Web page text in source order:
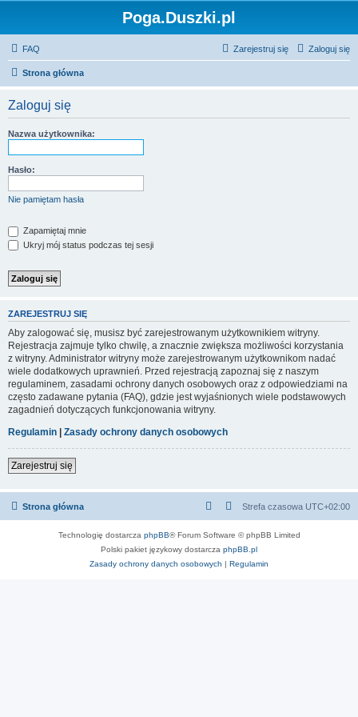
Poga.Duszki.pl
FAQ Zaloguj się
Zarejestruj się
Strona główna
Zaloguj się
Nazwa użytkownika:
Hasło:
Nie pamiętam hasła
Zapamiętaj mnie
Ukryj mój status podczas tej sesji
ZAREJESTRUJ SIĘ
Aby zalogować się, musisz być zarejestrowanym użytkownikiem witryny.
Rejestracja zajmuje tylko chwilę, a znacznie zwiększa możliwości korzystania
z witryny. Administrator witryny może zarejestrowanym użytkownikom nadać
wiele dodatkowych uprawnień. Przed rejestracją zapoznaj się z naszym
regulaminem, zasadami ochrony danych osobowych oraz z odpowiedziami na
często zadawane pytania (FAQ), gdzie jest wyjaśnionych wiele podstawowych
zagadnień dotyczących funkcjonowania witryny.
Regulamin | Zasady ochrony danych osobowych
Zarejestruj się
Strona główna Strefa czasowa UTC+02:00
Technologię dostarcza phpBB® Forum Software © phpBB Limited
Polski pakiet językowy dostarcza phpBB.pl
Zasady ochrony danych osobowych | Regulamin